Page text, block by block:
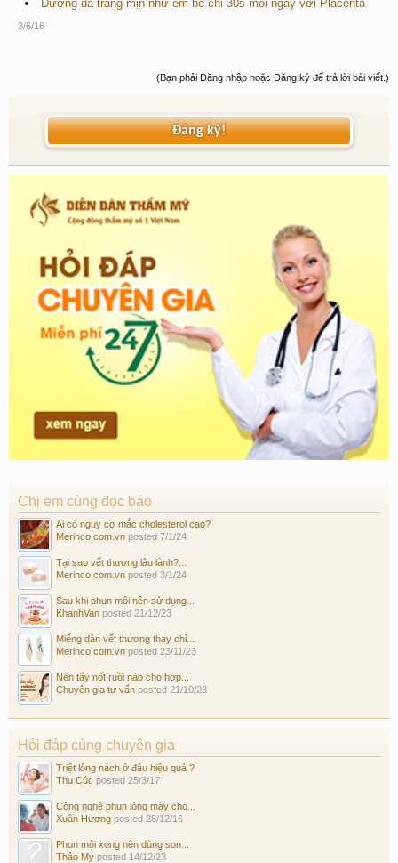
Dưỡng da trắng mịn như em bé chỉ 30s mỗi ngày với Placenta
3/6/16
(Bạn phải Đăng nhập hoặc Đăng ký để trả lời bài viết.)
Đăng ký!
Chị em cùng đọc báo
Ai có nguy cơ mắc cholesterol cao?
Merinco.com.vn posted 7/1/24
Tại sao vết thương lâu lành?...
Merinco.com.vn posted 3/1/24
Sau khi phun môi nên sử dụng...
KhanhVan posted 21/12/23
Miếng dán vết thương thay chỉ...
Merinco.com.vn posted 23/11/23
Nên tẩy nốt ruồi nào cho hợp...
Chuyên gia tư vấn posted 21/10/23
Hỏi đáp cùng chuyên gia
Triệt lông nách ở đâu hiệu quả ?
Thu Cúc posted 25/3/17
Công nghệ phun lông mày cho...
Xuân Hương posted 28/12/16
Phun môi xong nên dùng son...
Thảo My posted 14/12/23